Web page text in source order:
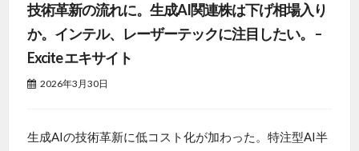
技術革新の流れに。生成AI関連株は下げ相場入り
か。インテル、レーザーテックに注目したい。 –
Excite エキサイト
2026年3月30日
生成AIの技術革新に低コスト化が加わった。特注型AI半